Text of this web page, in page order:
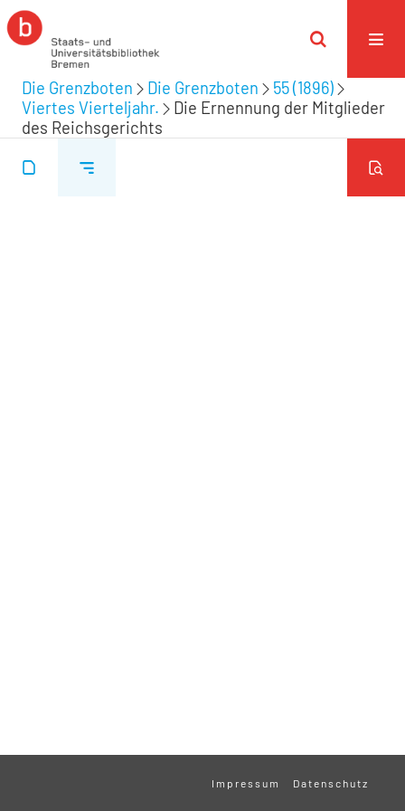
Die Grenzboten Die Grenzboten
55 (1896)
Viertes Vierteljahr.
Die Ernennung der Mitglieder
des Reichsgerichts
Impressum Datenschutz